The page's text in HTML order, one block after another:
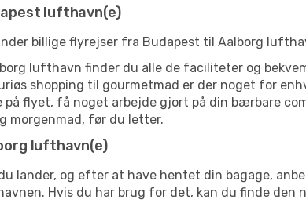
lufthavn(e)
billige flyrejser fra Budapest til Aalborg
lufthavn finder du alle de faciliteter og
shopping til gourmetmad er der noget for
på flyet, få noget arbejde gjort på din bærbare
morgenmad, før du letter.
lufthavn(e)
lander, og efter at have hentet din bagage,
Hvis du har brug for det, kan du finde